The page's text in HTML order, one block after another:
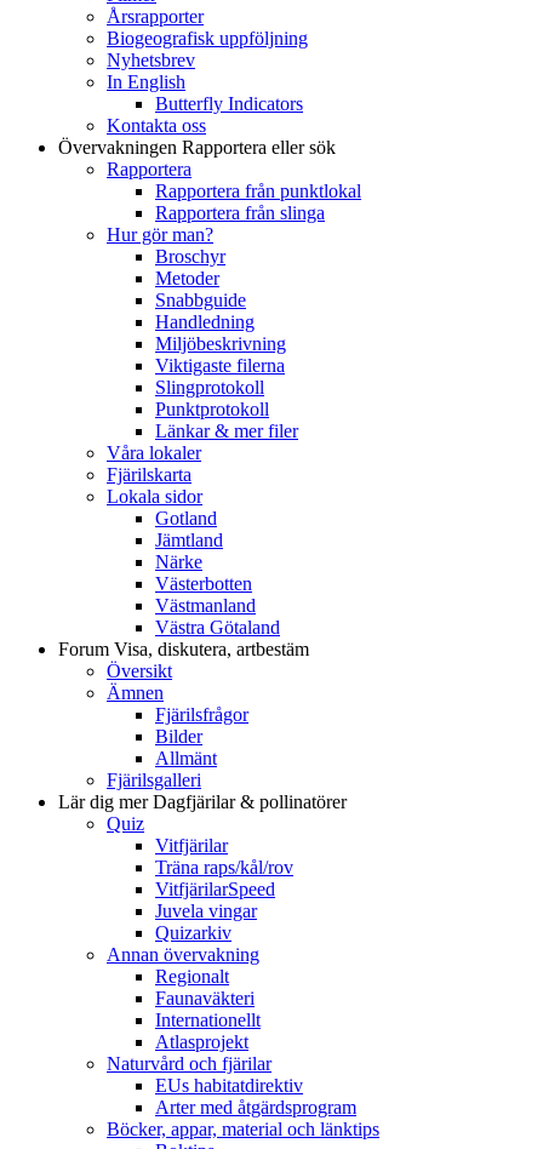
Årsrapporter
Biogeografisk uppföljning
Nyhetsbrev
In English
Butterfly Indicators
Kontakta oss
Övervakningen Rapportera eller sök
Rapportera
Rapportera från punktlokal
Rapportera från slinga
Hur gör man?
Broschyr
Metoder
Snabbguide
Handledning
Miljöbeskrivning
Viktigaste filerna
Slingprotokoll
Punktprotokoll
Länkar & mer filer
Våra lokaler
Fjärilskarta
Lokala sidor
Gotland
Jämtland
Närke
Västerbotten
Västmanland
Västra Götaland
Forum Visa, diskutera, artbestäm
Översikt
Ämnen
Fjärilsfrågor
Bilder
Allmänt
Fjärilsgalleri
Lär dig merDagfjärilar & pollinatörer
Quiz
Vitfjärilar
Träna raps/kål/rov
VitfjärilarSpeed
Juvela vingar
Quizarkiv
Annan övervakning
Regionalt
Faunaväkteri
Internationellt
Atlasprojekt
Naturvård och fjärilar
EUs habitatdirektiv
Arter med åtgärdsprogram
Böcker, appar, material och länktips